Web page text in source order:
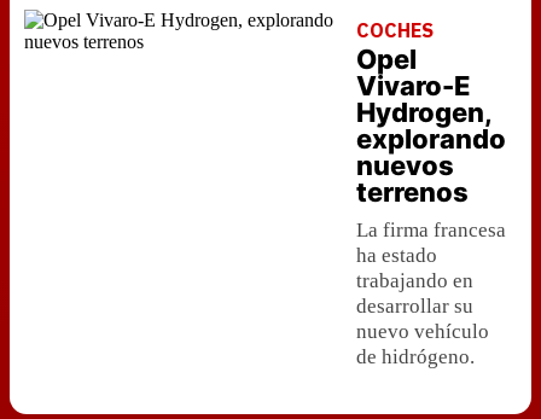
COCHES
Opel
Vivaro-E
Hydrogen,
explorando
nuevos
terrenos
La firma francesa
ha estado
trabajando en
desarrollar su
nuevo vehículo
de hidrógeno.